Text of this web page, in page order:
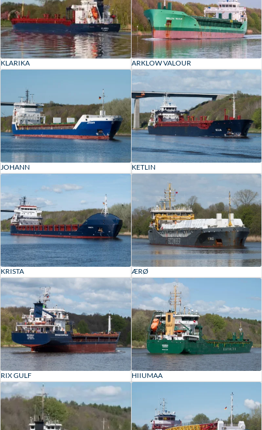
KLARIKA ARKLOW VALOUR
JOHANN KETLIN
KRISTA ÆRØ
RIX GULF HIIUMAA